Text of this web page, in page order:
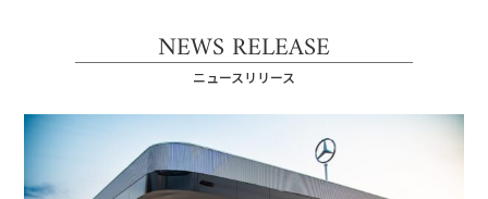
NEWS RELEASE
ニュースリリース